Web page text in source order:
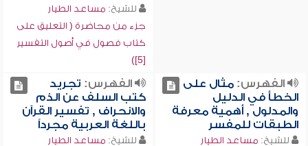
للشيخ: مساعد الطيار
جزء من محاضرة ( التعليق على
كتاب فصول في أصول التفسير
[5])
الفهرس:مثال على
الخطأ في الدليل
والمدلول , أهمية معرفة
الطبقات للمفسر
للشيخ: مساعد الطيار
الفهرس: تجريد
كتب السلف عن الذم
والانحراف , تفسير القرآن
باللغة العربية مجرداً
للشيخ: مساعد الطيار